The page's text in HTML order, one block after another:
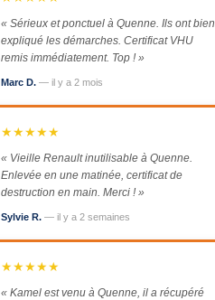
« Sérieux et ponctuel à Quenne. Ils ont bien
expliqué les démarches. Certificat VHU
remis immédiatement. Top ! »
Marc D. — il y a 2 mois
★★★★★
« Vieille Renault inutilisable à Quenne.
Enlevée en une matinée, certificat de
destruction en main. Merci ! »
Sylvie R. — il y a 2 semaines
★★★★★
« Kamel est venu à Quenne, il a récupéré